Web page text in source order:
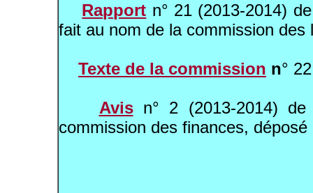
Rapport n° 21 (2013-2014)
fait au nom de la commission
Texte de la commission n°
Avisn° 2 (2013-2014)
commission des finances,